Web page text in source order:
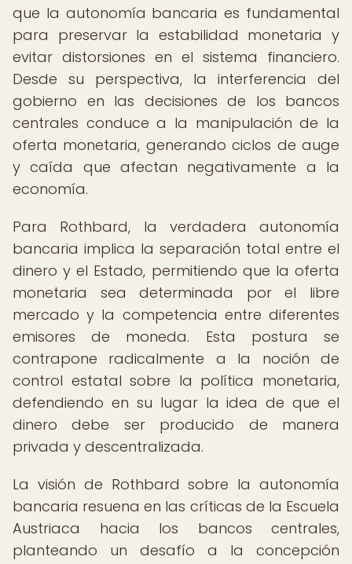
que la autonomía bancaria es fundamental
para preservar la estabilidad monetaria y
evitar distorsiones en el sistema financiero.
Desde su perspectiva, la interferencia del
gobierno en las decisiones de los bancos
centrales conduce a la manipulación de la
oferta monetaria, generando ciclos de auge
y caída que afectan negativamente a la
economía.
Para Rothbard, la verdadera autonomía
bancaria implica la separación total entre el
dinero y el Estado, permitiendo que la oferta
monetaria sea determinada por el libre
mercado y la competencia entre diferentes
emisores de moneda. Esta postura se
contrapone radicalmente a la noción de
control estatal sobre la política monetaria,
defendiendo en su lugar la idea de que el
dinero debe ser producido de manera
privada y descentralizada.
La visión de Rothbard sobre la autonomía
bancaria resuena en las críticas de la Escuela
Austriaca hacia los bancos centrales,
planteando un desafío a la concepción